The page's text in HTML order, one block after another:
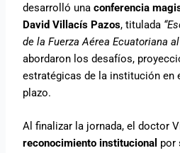
desarrolló unaconferencia
David Villacís Pazos, titulada
de la Fuerza Aérea Ecuatoriana
abordaron los desafíos,
estratégicas de la institución en
plazo.
Al finalizar la jornada, el doctor
reconocimiento institucional por